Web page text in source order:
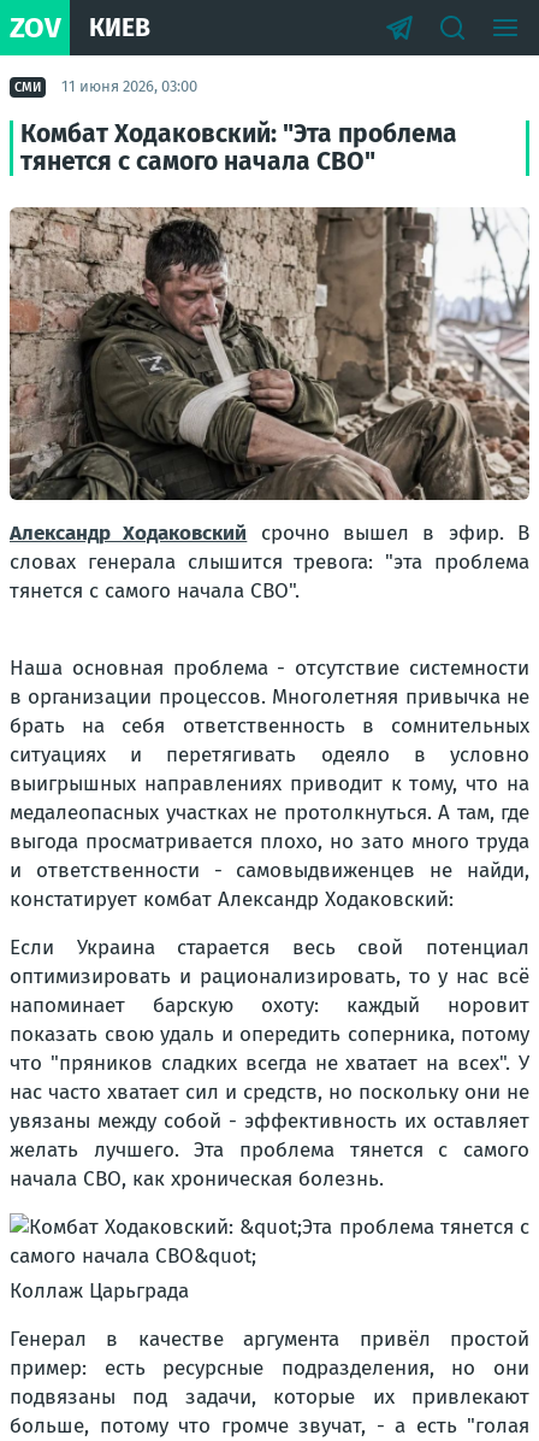
ZOV КИЕВ
СМИ 11 июня 2026, 03:00
Комбат Ходаковский: "Эта проблема
тянется с самого начала СВО"
Александр Ходаковский срочно вышел в эфир. В
словах генерала слышится тревога: "эта проблема
тянется с самого начала СВО".
Наша основная проблема - отсутствие системности
в организации процессов. Многолетняя привычка не
брать на себя ответственность в сомнительных
ситуациях и перетягивать одеяло в условно
выигрышных направлениях приводит к тому, что на
медалеопасных участках не протолкнуться. А там, где
выгода просматривается плохо, но зато много труда
и ответственности - самовыдвиженцев не найди,
констатирует комбат Александр Ходаковский:
Если Украина старается весь свой потенциал
оптимизировать и рационализировать, то у нас всё
напоминает барскую охоту: каждый норовит
показать свою удаль и опередить соперника, потому
что "пряников сладких всегда не хватает на всех". У
нас часто хватает сил и средств, но поскольку они не
увязаны между собой - эффективность их оставляет
желать лучшего. Эта проблема тянется с самого
начала СВО, как хроническая болезнь.
Коллаж Царьграда
Генерал в качестве аргумента привёл простой
пример: есть ресурсные подразделения, но они
подвязаны под задачи, которые их привлекают
больше, потому что громче звучат, - а есть "голая